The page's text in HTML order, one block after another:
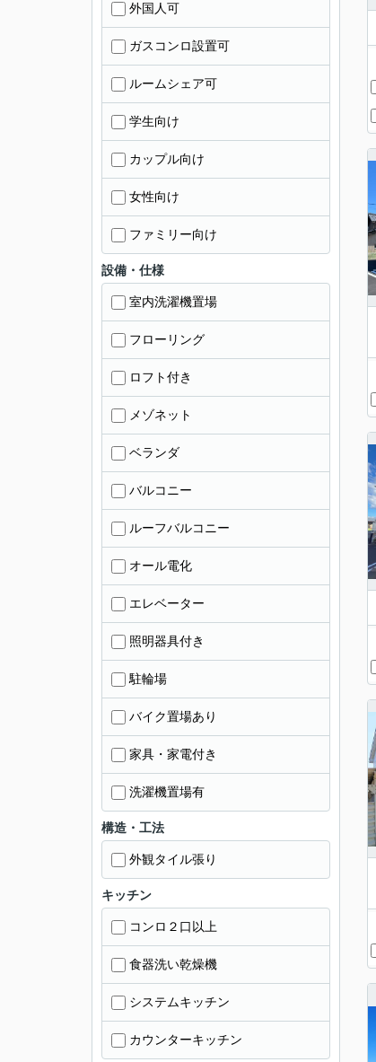
外国人可
ガスコンロ設置可
ルームシェア可
学生向け
カップル向け
女性向け
ファミリー向け
設備・仕様
室内洗濯機置場
フローリング
ロフト付き
メゾネット
ベランダ
バルコニー
ルーフバルコニー
オール電化
エレベーター
照明器具付き
駐輪場
バイク置場あり
家具・家電付き
洗濯機置場有
構造・工法
外観タイル張り
キッチン
コンロ２口以上
食器洗い乾燥機
システムキッチン
カウンターキッチン